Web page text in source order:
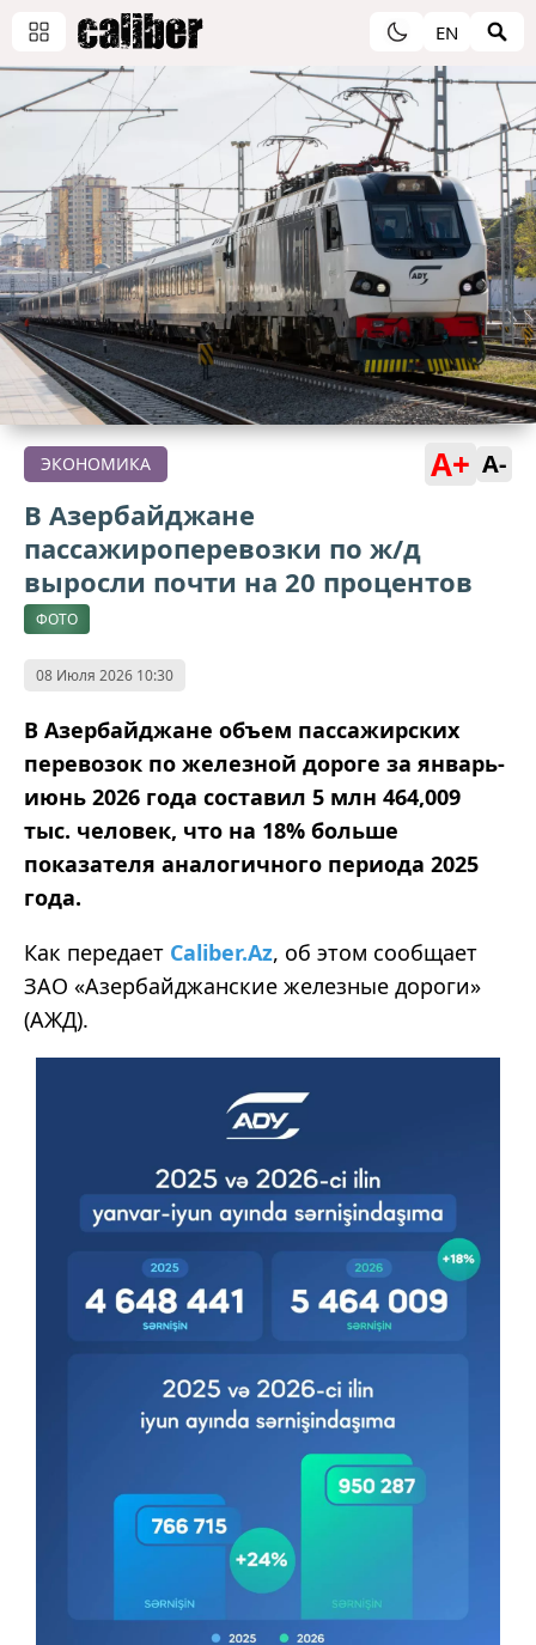
EN
ЭКОНОМИКА A+ A-
В Азербайджане
пассажироперевозки по ж/д
выросли почти на 20 процентов
ФОТО
08 Июля 2026 10:30
В Азербайджане объем пассажирских
перевозок по железной дороге за январь-
июнь 2026 года составил 5 млн 464,009
тыс. человек, что на 18% больше
показателя аналогичного периода 2025
года.
Как передает Caliber.Az, об этом сообщает
ЗАО «Азербайджанские железные дороги»
(АЖД).